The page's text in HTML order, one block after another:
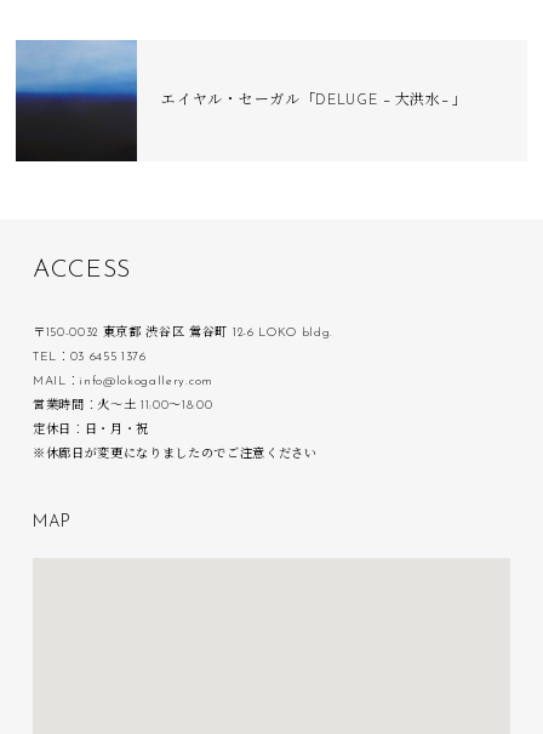
エイヤル・セーガル「DELUGE −大洪水−」
ACC ESS
〒150-0032 東京都 渋谷区 鶯谷町 12-6 LOKO bldg.
TEL：03 6455 1376
MAIL：info@lokogallery.com
営業時間：火〜土 11:00〜18:00
定休日：日・月・祝
※休廊日が変更になりましたのでご注意ください
M A P